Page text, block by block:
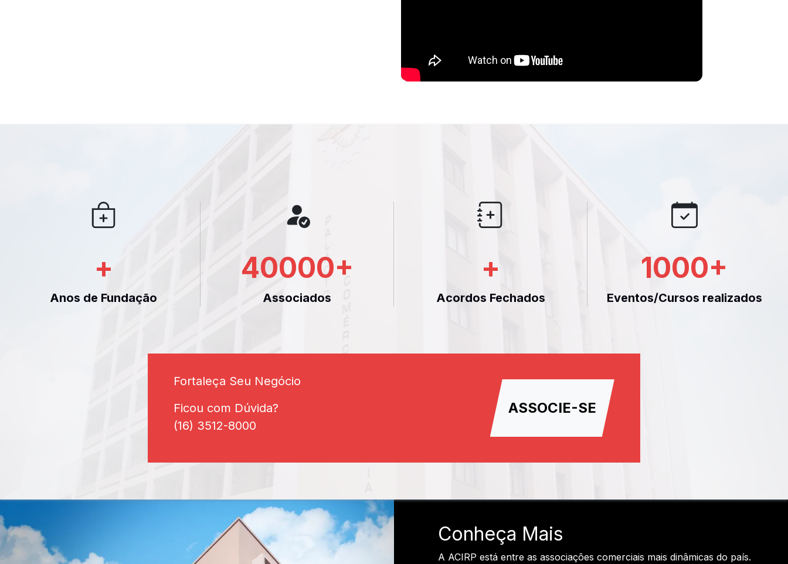
+
Anos de Fundação
40000+
Associados
+
Acordos Fechados
1000+
Eventos/Cursos realizados
Fortaleça Seu Negócio
Ficou com Dúvida?
(16) 3512-8000
ASSOCIE-SE
Conheça Mais
A ACIRP está entre as associações comerciais mais dinâmicas do país.